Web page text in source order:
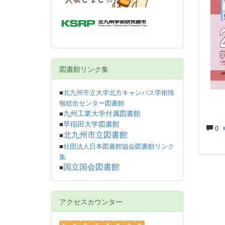
0
図書館リンク集
■北九州市立大学北方キャンパス学術情
報総合センター図書館
■九州工業大学付属図書館
■早稲田大学図書館
■北九州市立図書館
■社団法人日本図書館協会図書館リンク
集
■ 国立国会図書館
アクセスカウンター